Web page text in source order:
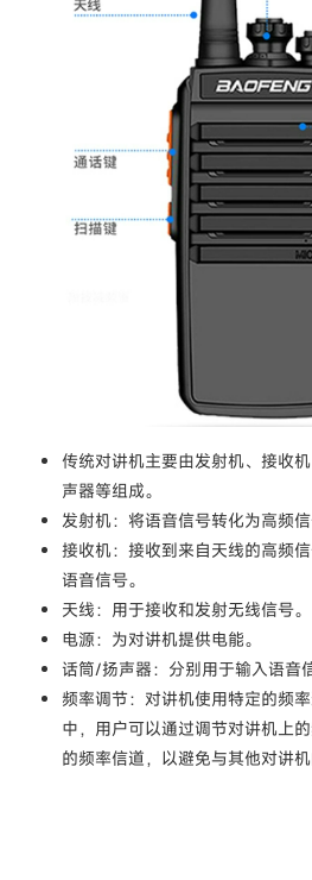
传统对讲机主要由发射机、接收
声器等组成。
发射机：将语音信号转化为高频
接收机：接收到来自天线的高频
语音信号。
天线：用于接收和发射无线信号。
电源：为对讲机提供电能。
话筒/扬声器：分别用于输入语音
频率调节：对讲机使用特定的频
中，用户可以通过调节对讲机上
的频率信道，以避免与其他对讲机